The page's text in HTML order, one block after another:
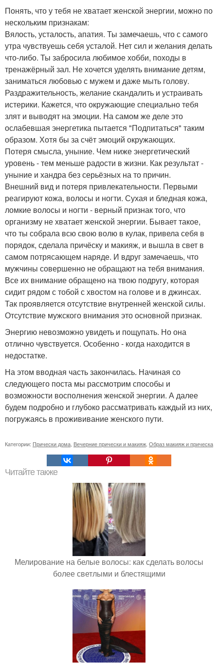
Понять, что у тебя не хватает женской энергии, можно по
нескольким признакам:
Вялость, усталость, апатия. Ты замечаешь, что с самого
утра чувствуешь себя усталой. Нет сил и желания делать
что-либо. Ты забросила любимое хобби, походы в
тренажёрный зал. Не хочется уделять внимание детям,
заниматься любовью с мужем и даже мыть голову.
Раздражительность, желание скандалить и устраивать
истерики. Кажется, что окружающие специально тебя
злят и выводят на эмоции. На самом же деле это
ослабевшая энергетика пытается "Подпитаться" таким
образом. Хотя бы за счёт эмоций окружающих.
Потеря смысла, уныние. Чем ниже энергетический
уровень - тем меньше радости в жизни. Как результат -
уныние и хандра без серьёзных на то причин.
Внешний вид и потеря привлекательности. Первыми
реагируют кожа, волосы и ногти. Сухая и бледная кожа,
ломкие волосы и ногти - верный признак того, что
организму не хватает женской энергии. Бывает такое,
что ты собрала всю свою волю в кулак, привела себя в
порядок, сделала причёску и макияж, и вышла в свет в
самом потрясающем наряде. И вдруг замечаешь, что
мужчины совершенно не обращают на тебя внимания.
Все их внимание обращено на твою подругу, которая
сидит рядом с тобой с хвостом на голове и в джинсах.
Так проявляется отсутствие внутренней женской силы.
Отсутствие мужского внимания это основной признак.
Энергию невозможно увидеть и пощупать. Но она
отлично чувствуется. Особенно - когда находится в
недостатке.
На этом вводная часть закончилась. Начиная со
следующего поста мы рассмотрим способы и
возможности восполнения женской энергии. А далее
будем подробно и глубоко рассматривать каждый из них,
погружаясь в прожививание женского пути.
Категории: Прически дома Вечерние прически и макияж Образ макияж и прическа
Читайте также
Мелирование на белые волосы: как сделать волосы
более светлыми и блестящими